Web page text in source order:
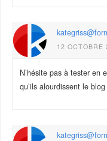
12 OCTOBRE
N’hésite pas à tester en
qu’ils alourdissent le blog